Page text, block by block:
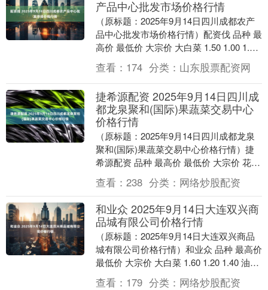
产品中心批发市场价格行情
（原标题：2025年9月14日四川成都农产
品中心批发市场价格行情）配资伐 品种 最
高价 最低价 大宗价 大白菜 1.50 1.00 1.40
生菜 6.80 6....
查看： 174 分类： 山东股票配资网
捷希源配资 2025年9月14日四川成
都龙泉聚和(国际)果蔬菜交易中心
价格行情
（原标题：2025年9月14日四川成都龙泉
聚和(国际)果蔬菜交易中心价格行情）捷
希源配资 品种 最高价 最低价 大宗价 花生
7.20 5.20 6.20 大白....
查看： 238 分类： 网络炒股配资
和业众 2025年9月14日大连双兴商
品城有限公司价格行情
（原标题：2025年9月14日大连双兴商品
城有限公司价格行情）和业众 品种 最高价
最低价 大宗价 大白菜 1.60 1.20 1.40 油菜
8.00 6.0....
查看： 179 分类： 网络炒股配资